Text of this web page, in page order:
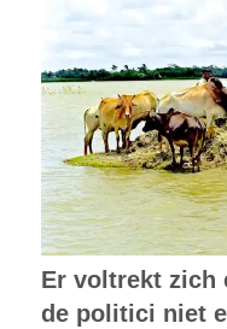
Er voltrekt zich
de politici niet